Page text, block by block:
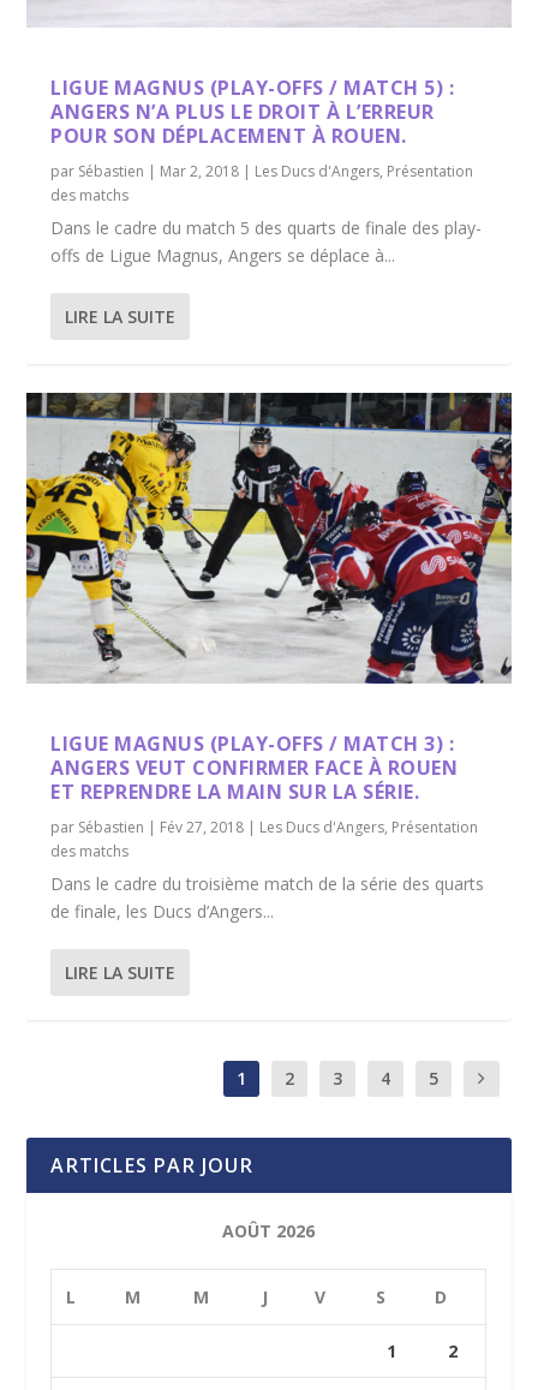
LIGUE MAGNUS (PLAY-OFFS / MATCH 5) :
ANGERS N’A PLUS LE DROIT À L’ERREUR
POUR SON DÉPLACEMENT À ROUEN.
par Sébastien | Mar 2, 2018 | Les Ducs d'Angers, Présentation
des matchs
Dans le cadre du match 5 des quarts de finale des play-
offs de Ligue Magnus, Angers se déplace à...
LIRE LA SUITE
LIGUE MAGNUS (PLAY-OFFS / MATCH 3) :
ANGERS VEUT CONFIRMER FACE À ROUEN
ET REPRENDRE LA MAIN SUR LA SÉRIE.
par Sébastien | Fév 27, 2018 | Les Ducs d'Angers, Présentation
des matchs
Dans le cadre du troisième match de la série des quarts
de finale, les Ducs d’Angers...
LIRE LA SUITE
1 2 3 4 5
ARTICLES PAR JOUR
AOÛT 2026
L M M J V S D
1 2